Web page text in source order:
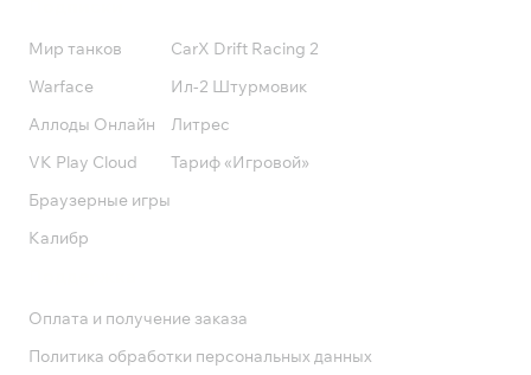
Мир танков
Warface
Аллоды Онлайн
VK Play Cloud
Браузерные игры
Калибр
CarX Drift Racing 2
Ил-2 Штурмовик
Литрес
Тариф «Игровой»
Оплата и получение заказа
Политика обработки персональных данных